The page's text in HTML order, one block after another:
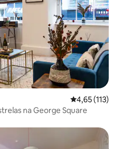
4,65 de uma
4,65 (113)
na George Square